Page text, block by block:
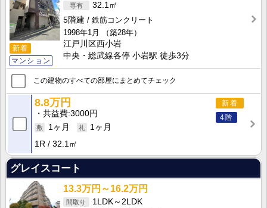
新着
マンション
32.1㎡
5階建
鉄筋コンクリート
1998年1月
（築28年）
江戸川区西小岩
中央・総武線各停 小岩駅 徒歩3分
この建物のすべての部屋にまとめてチェック
新着
4階
8.8万円
共益費 3000円
1ヶ月
1ヶ月
1R
32.1㎡
グレイスコート
13.3万円～16.2万円
1LDK～2LDK